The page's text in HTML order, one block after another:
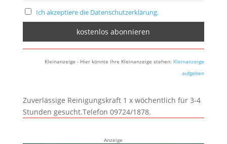
Ich akzeptiere die Datenschutzerklärung.
Kleinanzeige - Hier könnte Ihre Kleinanzeige stehen: Kleinanzeige
aufgeben
Zuverlässige Reinigungskraft 1 x wöchentlich für 3-4
Stunden gesucht.Telefon 09724/1878.
Anzeige